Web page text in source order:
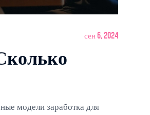
сен 6, 2024
модели заработка для